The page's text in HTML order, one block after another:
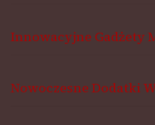
Innowacyjne Gadżety
Nowoczesne Dodatki